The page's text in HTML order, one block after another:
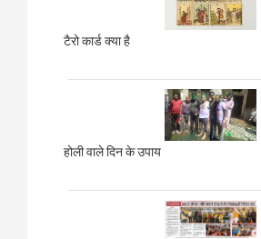
टैरो कार्ड क्या है
होली वाले दिन के उपाय